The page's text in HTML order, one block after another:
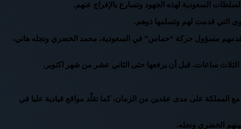
السعودية لهذه الجهود وتسارع بالإفراج عنهم.
التي قدمت لهم وتسلمها ذوهم.
في الثالث من شهر سبتمبر لعام 2020، عدد 68 معتقلاً فلسطينياً وأردنياً، يتقدمهم مسؤول حركة “حماس” في السعودية، محمد الخضري ونجله هاني،
ساعات، قبل أن يرفعها حتى الثاني عشر من شهر اكتوبر.
عن إدارة “العلاقة مع المملكة على مدى عقدين من الزمان، كما تقلّد مواقع قيادية عليا في